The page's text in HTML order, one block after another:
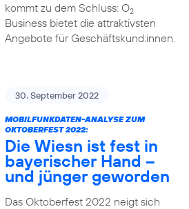
kommt zu dem Schluss: O2
Business bietet die attraktivsten
Angebote für Geschäftskund:innen.
30. September 2022
MOBILFUNKDATEN-ANALYSE ZUM
OKTOBERFEST 2022:
Die Wiesn ist fest in
bayerischer Hand –
und jünger geworden
Das Oktoberfest 2022 neigt sich